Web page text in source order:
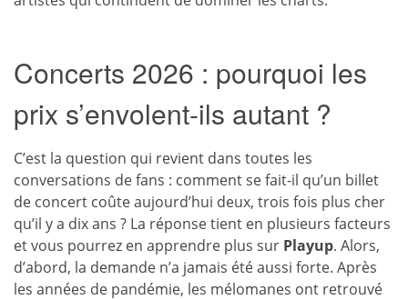
Concerts 2026 : pourquoi les
prix s’envolent-ils autant ?
C’est la question qui revient dans toutes les
conversations de fans : comment se fait-il qu’un billet
de concert coûte aujourd’hui deux, trois fois plus cher
qu’il y a dix ans ? La réponse tient en plusieurs facteurs
et vous pourrez en apprendre plus sur Playup. Alors,
d’abord, la demande n’a jamais été aussi forte. Après
les années de pandémie, les mélomanes ont retrouvé